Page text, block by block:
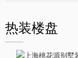
热装楼盘